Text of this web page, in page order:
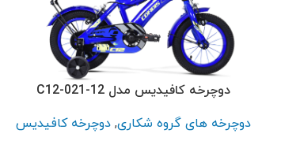
دوچرخه کافیدیس مدل C12-021-12
دوچرخه های گروه شکاری,دوچرخه کافیدیس